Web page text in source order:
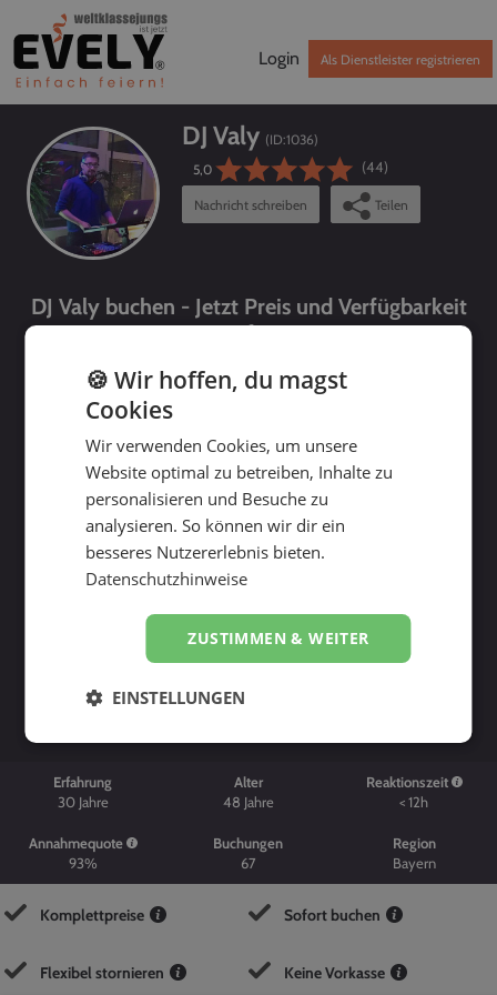
Login Als Dienstleister registrieren
DJ Valy (ID:1036)
5,0
(44)
Nachricht schreiben Teilen
DJ Valy buchen - Jetzt Preis und Verfügbarkeit
prüfen!
bis
Erfahrung
30 Jahre
Alter
48 Jahre
Reaktionszeit
< 12h
Annahmequote
93%
Buchungen
67
Region
Bayern
Komplettpreise Sofort buchen
Flexibel stornieren Keine Vorkasse
🍪 Wir hoffen, du magst
Cookies
Wir verwenden Cookies, um unsere
Website optimal zu betreiben, Inhalte zu
personalisieren und Besuche zu
analysieren. So können wir dir ein
besseres Nutzererlebnis bieten.
Datenschutzhinweise
ZUSTIMMEN & WEITER
EINSTELLUNGEN